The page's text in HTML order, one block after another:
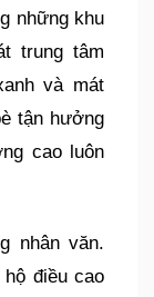
những khu
trung tâm
và mát
tận hưởng
cao luôn
nhân văn.
điều cao